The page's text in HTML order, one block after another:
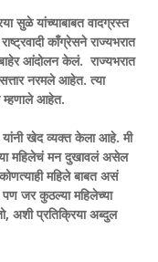
सुळे यांच्याबाबत वादग्रस्त
काँग्रेसने राज्यभरात
आंदोलन केलं. राज्यभरात
नरमले आहेत. त्या
म्हणाले आहेत.
यांनी खेद व्यक्त केला आहे. मी
महिलेचं मन दुखावलं असेल
महिले बाबत असं
जर कुठल्या महिलेच्या
अशी प्रतिक्रिया अब्दुल